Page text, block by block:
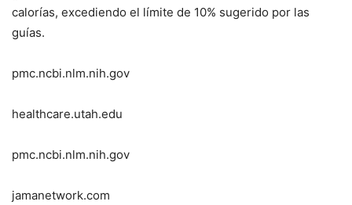
calorías, excediendo el límite de 10% sugerido por las
guías.
pmc.ncbi.nlm.nih.gov
healthcare.utah.edu
pmc.ncbi.nlm.nih.gov
jamanetwork.com